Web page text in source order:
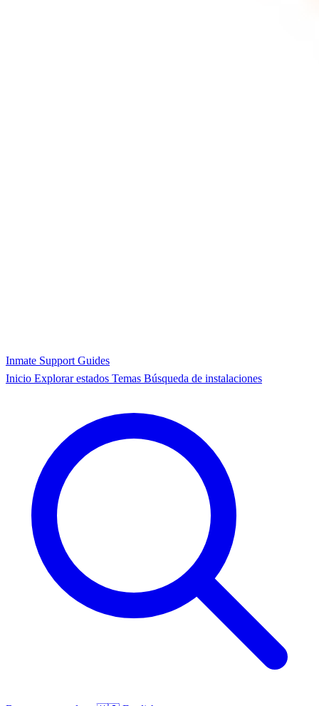
Inmate Support Guides
Inicio Explorar estados Temas Búsqueda de instalaciones